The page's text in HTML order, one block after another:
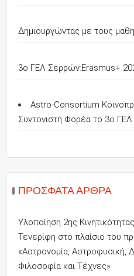
Δημιουργώντας με τους
3o ΓΕΛ Σερρών:Erasmus+
Astro-Consortium
Συντονιστή Φορέα το 3ο
ΠΡΌΣΦΑΤΑ ΆΡΘΡΑ
Υλοποίηση 2ης
Τενερίφη στο πλαίσιο του
«Αστρονομία, Αστροφυσική,
Φιλοσοφία και Τέχνες»